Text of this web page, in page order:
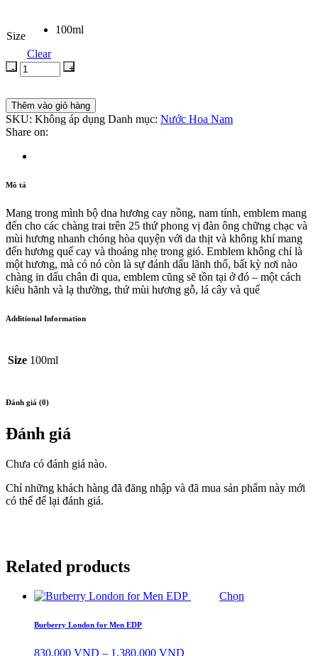
Size
100ml
Clear
Thêm vào giỏ hàng
SKU: Không áp dụng Danh mục: Nước Hoa Nam
Share on:
Mô tả
Mang trong mình bộ dna hương cay nồng, nam tính, emblem mang
đến cho các chàng trai trên 25 thứ phong vị đàn ông chững chạc và
mùi hương nhanh chóng hòa quyện với da thịt và không khí mang
đến hương quế cay và thoảng nhẹ trong gió. Emblem không chỉ là
một hương, mà có nó còn là sự đánh dấu lãnh thổ, bất kỳ nơi nào
chàng in dấu chân đi qua, emblem cũng sẽ tồn tại ở đó – một cách
kiêu hãnh và lạ thường, thứ mùi hương gỗ, lá cây và quế
Additional Information
Size 100ml
Đánh giá (0)
Đánh giá
Chưa có đánh giá nào.
Chỉ những khách hàng đã đăng nhập và đã mua sản phẩm này mới
có thể để lại đánh giá.
Related products
Chọn
Burberry London for Men EDP
830,000 VND – 1,380,000 VND